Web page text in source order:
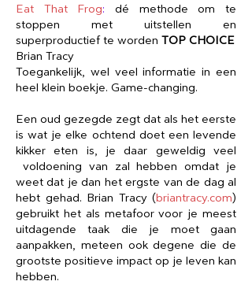
Eat That Frog: dé methode om te
stoppen met uitstellen en
superproductief te worden TOP CHOICE
Brian Tracy
Toegankelijk, wel veel informatie in een
heel klein boekje. Game-changing.
Een oud gezegde zegt dat als het eerste
is wat je elke ochtend doet een levende
kikker eten is, je daar geweldig veel
voldoening van zal hebben omdat je
weet dat je dan het ergste van de dag al
hebt gehad. Brian Tracy (briantracy.com)
gebruikt het als metafoor voor je meest
uitdagende taak die je moet gaan
aanpakken, meteen ook degene die de
grootste positieve impact op je leven kan
hebben.